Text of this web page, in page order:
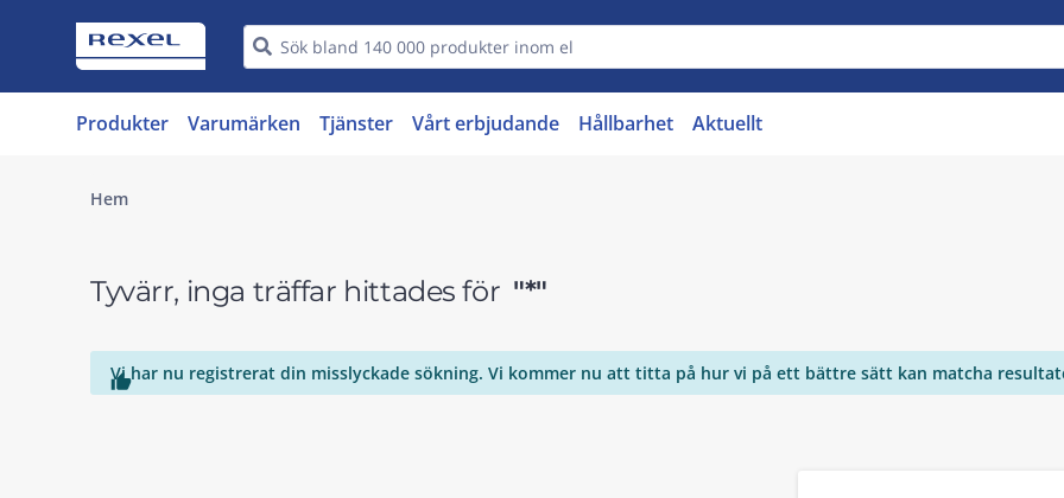
Produkter Varumärken Tjänster Vårt erbjudande Hållbarhet Aktuellt
Hem
Tyvärr, inga träffar hittades för "*"

Vi har nu registrerat din misslyckade sökning. Vi kommer nu att titta på hur vi på ett bättre sätt kan matcha